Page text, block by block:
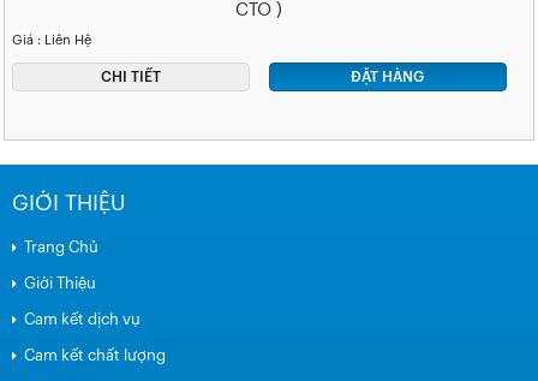
CTO )
Giá : Liên Hệ
CHI TIẾT ĐẶT HÀNG
GIỚI THIỆU
Trang Chủ
Giới Thiệu
Cam kết dịch vụ
Cam kết chất lượng